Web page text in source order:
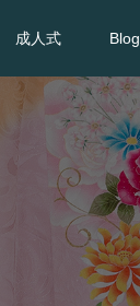
成人式 Blog